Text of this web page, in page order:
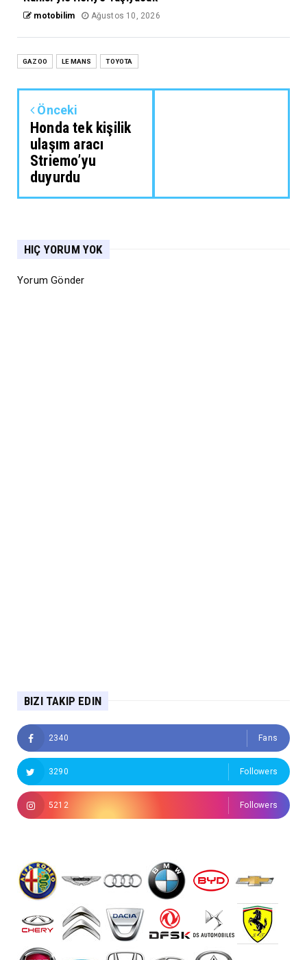
motobilim Ağustos 10, 2026
GAZOO LE MANS TOYOTA
Önceki
Honda tek kişilik
ulaşım aracı
Striemo’yu
duyurdu
HIÇ YORUM YOK
Yorum Gönder
BIZI TAKIP EDIN
2340 Fans
3290 Followers
5212 Followers